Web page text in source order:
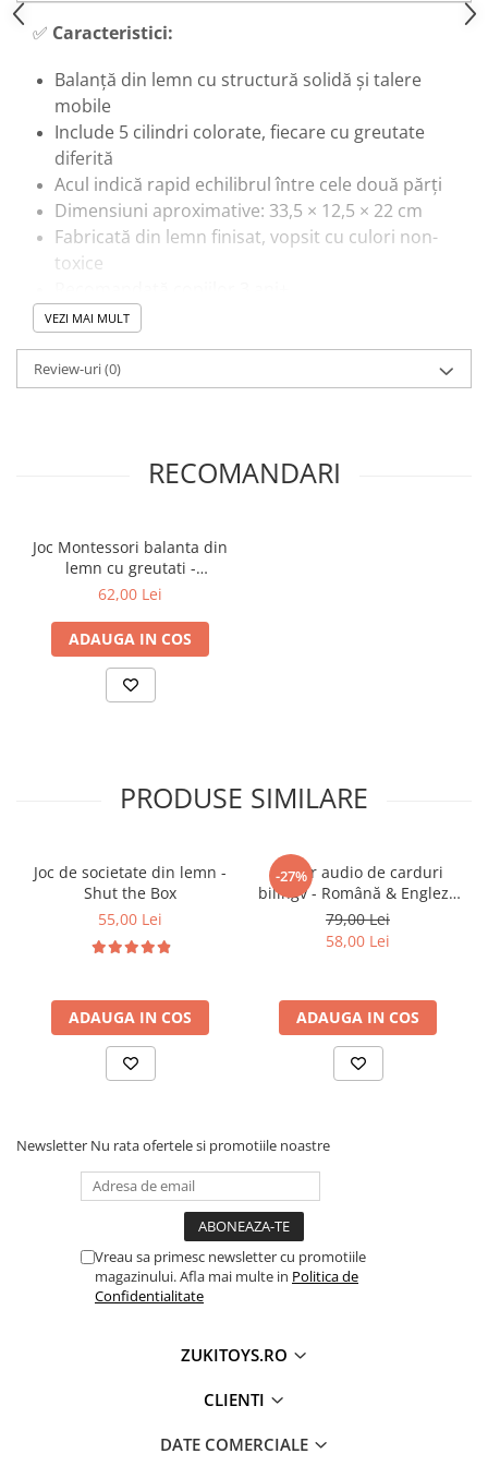
Trenulete & Seturi Feroviare
Invatare prin Joaca
Jucarii pentru Dezvoltare
✅ Caracteristici:
Balanță din lemn cu structură solidă și talere
mobile
Include 5 cilindri colorate, fiecare cu greutate
diferită
Acul indică rapid echilibrul între cele două părți
Dimensiuni aproximative: 33,5 × 12,5 × 22 cm
Fabricată din lemn finisat, vopsit cu culori non-
toxice
🎓Beneficii educaționale:
Ilustrează principiul echilibrului și diferențelor
mână–ochi în manipulare
Încurajează logica și raționamentul spațial prin
🎯 Ideal pentru:
Copii 3 ani+
Activități educative acasă, la grădiniță sau în
grupuri mici
Cadou util pentru pasionații de joacă creativă și
VEZI MAI MULT
Review-uri(0)
RECOMANDARI
Joc Montessori balanta din
lemn cu greutati -
ZukiToys.ro
62,00 Lei
ADAUGA IN COS
PRODUSE SIMILARE
Joc de societate din lemn -
Shut the Box
55,00 Lei
ADAUGA IN COS
-27%
Cititor audio de carduri
bilingv - Română & Engleză
Albastru (224 carduri / 448
cuvinte)
79,00 Lei
58,00 Lei
ADAUGA IN COS
Newsletter Nu rata ofertele si promotiile noastre
Vreau sa primesc newsletter cu promotiile
magazinului. Afla mai multe in Politica de
Confidentialitate
ZUKITOYS.RO
CLIENTI
DATE COMERCIALE